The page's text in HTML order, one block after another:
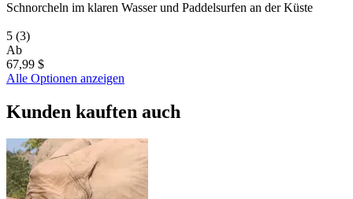
Schnorcheln im klaren Wasser und Paddelsurfen an der Küste
5 (3)
Ab
67,99 $
Alle Optionen anzeigen
Kunden kauften auch